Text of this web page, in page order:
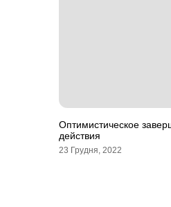
Оптимистическое
действия
23 Грудня, 2022